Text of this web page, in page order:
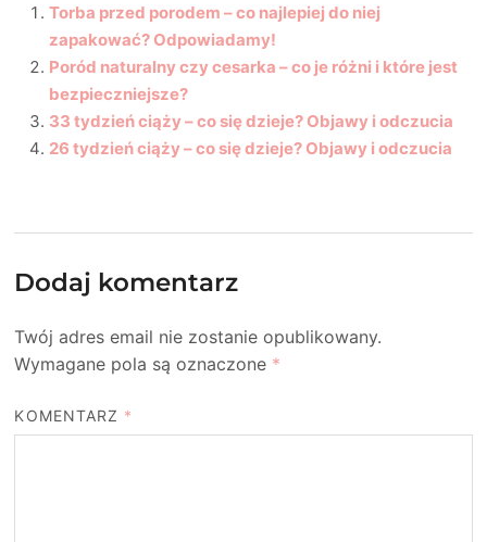
Torba przed porodem – co najlepiej do niej
zapakować? Odpowiadamy!
Poród naturalny czy cesarka – co je różni i które jest
bezpieczniejsze?
33 tydzień ciąży – co się dzieje? Objawy i odczucia
26 tydzień ciąży – co się dzieje? Objawy i odczucia
Dodaj komentarz
Twój adres email nie zostanie opublikowany.
Wymagane pola są oznaczone *
KOMENTARZ *